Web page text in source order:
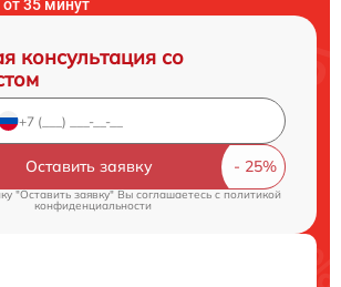
35 минут
консультация со
Оставить заявку
"Оставить заявку" Вы соглашаетесь c политикой
конфиденциальности